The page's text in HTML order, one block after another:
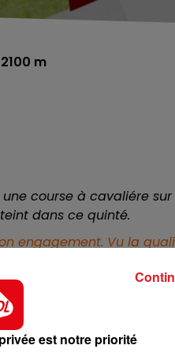
m
course à cavaliére
dans ce quinté.
engagement. Vu la
parisien début mai.
de tableau. Sa place est
est notre priorité